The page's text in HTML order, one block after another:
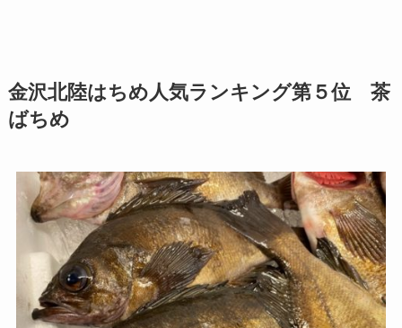
金沢北陸はちめ人気ランキング第５位 茶
ばちめ